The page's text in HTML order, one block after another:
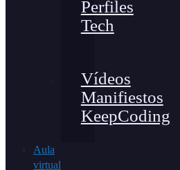
Perfiles
Tech
Vídeos
Manifiestos
KeepCoding
Aula
virtual